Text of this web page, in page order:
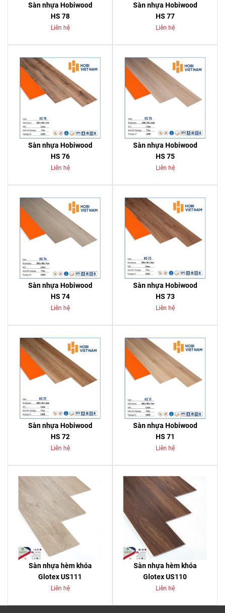
Sàn nhựa Hobiwood
HS 78
Liên hệ
Sàn nhựa Hobiwood
HS 77
Liên hệ
Sàn nhựa Hobiwood
HS 76
Liên hệ
Sàn nhựa Hobiwood
HS 75
Liên hệ
Sàn nhựa Hobiwood
HS 74
Liên hệ
Sàn nhựa Hobiwood
HS 73
Liên hệ
Sàn nhựa Hobiwood
HS 72
Liên hệ
Sàn nhựa Hobiwood
HS 71
Liên hệ
Sàn nhựa hèm khóa
Glotex US111
Liên hệ
Sàn nhựa hèm khóa
Glotex US110
Liên hệ